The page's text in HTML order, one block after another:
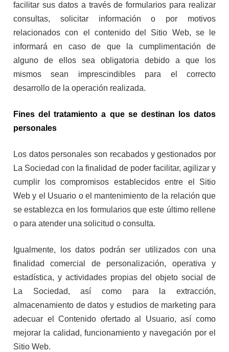
facilitar sus datos a través de formularios para realizar
consultas, solicitar información o por motivos
relacionados con el contenido del Sitio Web, se le
informará en caso de que la cumplimentación de
alguno de ellos sea obligatoria debido a que los
mismos sean imprescindibles para el correcto
desarrollo de la operación realizada.
Fines del tratamiento a que se destinan los datos
personales
Los datos personales son recabados y gestionados por
La Sociedad con la finalidad de poder facilitar, agilizar y
cumplir los compromisos establecidos entre el Sitio
Web y el Usuario o el mantenimiento de la relación que
se establezca en los formularios que este último rellene
o para atender una solicitud o consulta.
Igualmente, los datos podrán ser utilizados con una
finalidad comercial de personalización, operativa y
estadística, y actividades propias del objeto social de
La Sociedad, así como para la extracción,
almacenamiento de datos y estudios de marketing para
adecuar el Contenido ofertado al Usuario, así como
mejorar la calidad, funcionamiento y navegación por el
Sitio Web.